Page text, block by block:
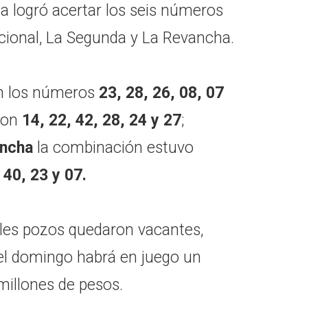
logró acertar los seis números
La Segunda y La Revancha.
los números 23, 28, 26, 08, 07
14, 22, 42, 28, 24 y 27;
la combinación estuvo
23 y 07.
pozos quedaron vacantes,
domingo habrá en juego un
de pesos.